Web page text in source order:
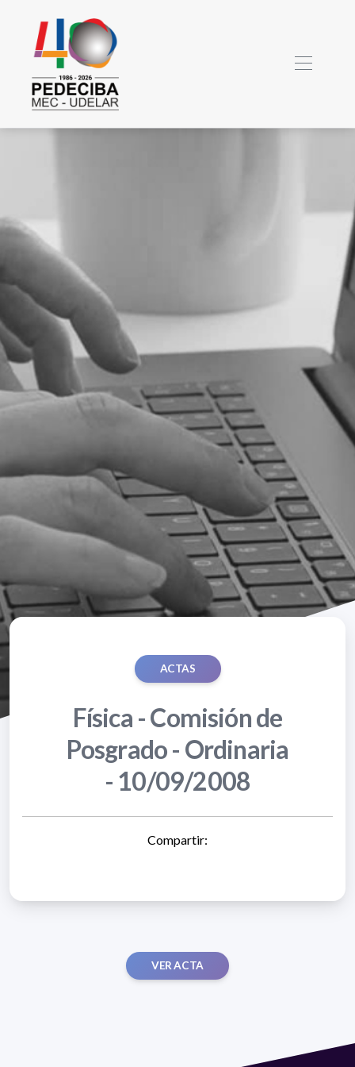
ACTAS
Física - Comisión de
Posgrado - Ordinaria
- 10/09/2008
Compartir:
VER ACTA